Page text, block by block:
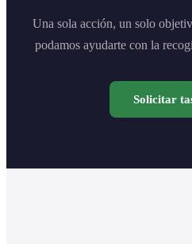
Una sola acción, un solo
podamos ayudarte con la
Solicitar